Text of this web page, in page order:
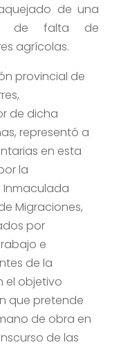
de una
de falta de
agrícolas.
provincial de
de dicha
representó a
en esta
la
Inmaculada
Migraciones,
por
e
de la
el objetivo
que pretende
de obra en
de las